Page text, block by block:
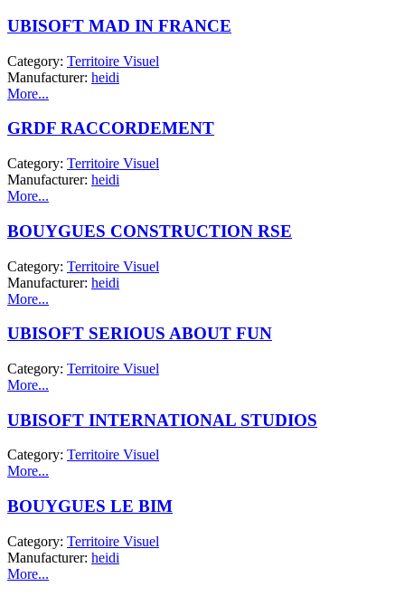
UBISOFT MAD IN FRANCE
Category: Territoire Visuel
Manufacturer: heidi
More...
GRDF RACCORDEMENT
Category: Territoire Visuel
Manufacturer: heidi
More...
BOUYGUES CONSTRUCTION RSE
Category: Territoire Visuel
Manufacturer: heidi
More...
UBISOFT SERIOUS ABOUT FUN
Category: Territoire Visuel
More...
UBISOFT INTERNATIONAL STUDIOS
Category: Territoire Visuel
More...
BOUYGUES LE BIM
Category: Territoire Visuel
Manufacturer: heidi
More...